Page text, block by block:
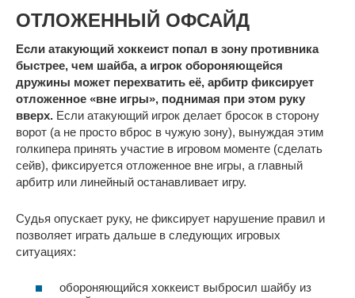
ОТЛОЖЕННЫЙ ОФСАЙД
Если атакующий хоккеист попал в зону противника
быстрее, чем шайба, а игрок обороняющейся
дружины может перехватить её, арбитр фиксирует
отложенное «вне игры», поднимая при этом руку
вверх. Если атакующий игрок делает бросок в сторону
ворот (а не просто вброс в чужую зону), вынуждая этим
голкипера принять участие в игровом моменте (сделать
сейв), фиксируется отложенное вне игры, а главный
арбитр или линейный останавливает игру.
Судья опускает руку, не фиксирует нарушение правил и
позволяет играть дальше в следующих игровых
ситуациях:
обороняющийся хоккеист выбросил шайбу из